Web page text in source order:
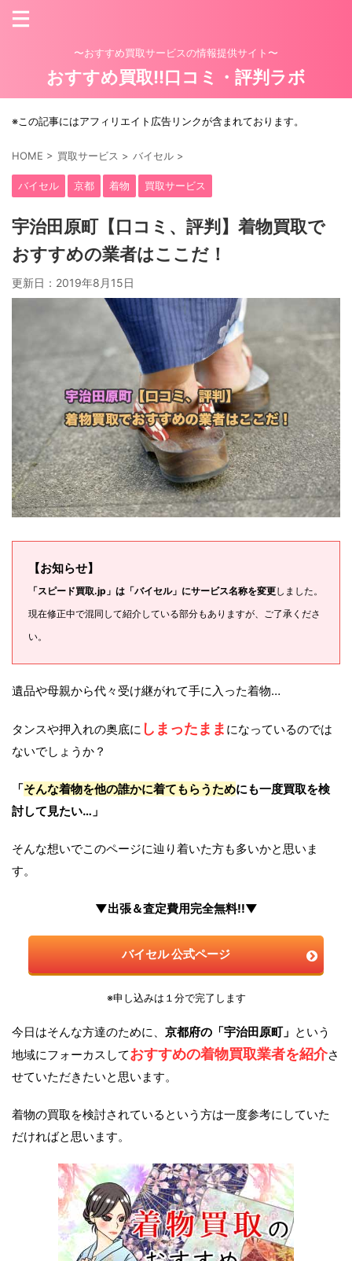
〜おすすめ買取サービスの情報提供サイト〜
おすすめ買取!!口コミ・評判ラボ
※この記事にはアフィリエイト広告リンクが含まれております。
HOME > 買取サービス > バイセル >
バイセル 京都 着物 買取サービス
宇治田原町【口コミ、評判】着物買取で
おすすめの業者はここだ！
更新日： 2019年8月15日
【お知らせ】
「スピード買取.jp」は「バイセル」にサービス名称を変更しました。
現在修正中で混同して紹介している部分もありますが、ご了承くださ
い。
遺品や母親から代々受け継がれて手に入った着物…
タンスや押入れの奥底に しまったまま になっているのでは
ないでしょうか？
「そんな着物を他の誰かに着てもらうためにも一度買取を検
討して見たい…」
そんな想いでこのページに辿り着いた方も多いかと思いま
す。
▼出張＆査定費用完全無料!!▼
バイセル 公式ページ
※申し込みは１分で完了します
今日はそんな方達のために、 京都府の「宇治田原町」 という
地域にフォーカスしておすすめの着物買取業者を紹介さ
せていただきたいと思います。
着物の買取を検討されているという方は一度参考にしていた
だければと思います。